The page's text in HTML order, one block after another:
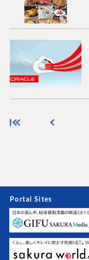
Portal Sites